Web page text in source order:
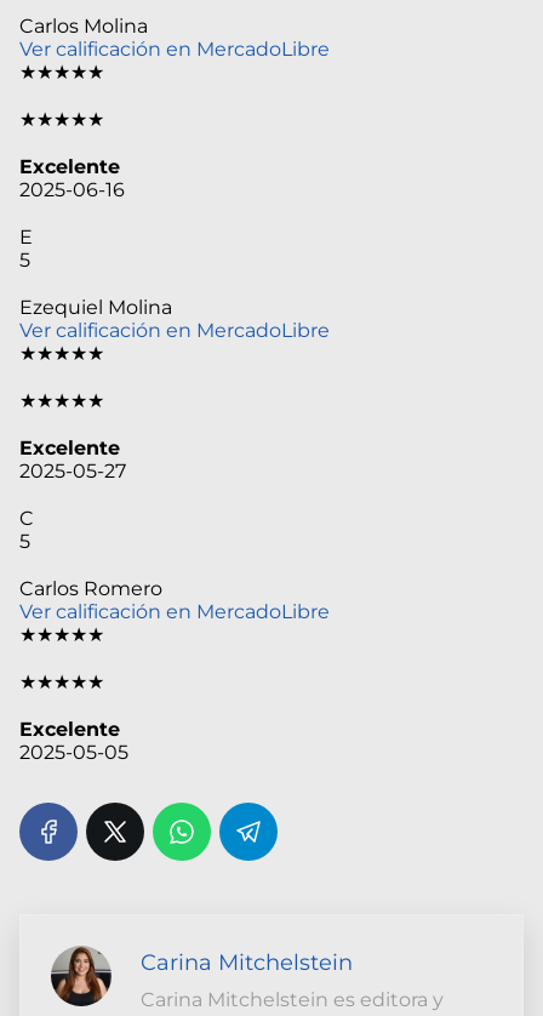
Carlos Molina
Ver calificación en MercadoLibre
★★★★★
★★★★★
Excelente
2025-06-16
E
5
Ezequiel Molina
Ver calificación en MercadoLibre
★★★★★
★★★★★
Excelente
2025-05-27
C
5
Carlos Romero
Ver calificación en MercadoLibre
★★★★★
★★★★★
Excelente
2025-05-05
Carina Mitchelstein
Carina Mitchelstein es editora y